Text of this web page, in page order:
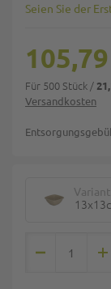
Seien Sie der
Versandkosten
Für 500 Stück /